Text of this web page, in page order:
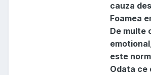
cauza
Foamea
De multe
este
Odata ce